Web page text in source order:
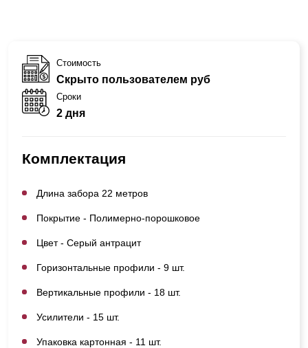
Стоимость
Скрыто пользователем руб
Сроки
2 дня
Комплектация
Длина забора 22 метров
Покрытие - Полимерно-порошковое
Цвет - Серый антрацит
Горизонтальные профили - 9 шт.
Вертикальные профили - 18 шт.
Усилители - 15 шт.
Упаковка картонная - 11 шт.